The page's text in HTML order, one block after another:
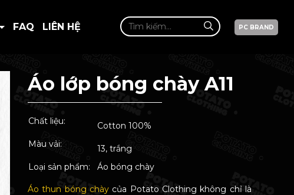
FAQ LIÊN HỆ PC BRAND
Áo lớp bóng chày A11
Chất liệu:
Cotton 100%
Màu vải:
13, trắng
Loại sản phẩm:
Áo bóng chày
Áo thun bóng chày của Potato Clothing không chỉ là